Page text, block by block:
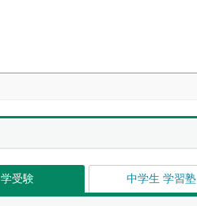
受験 中学生 学習塾